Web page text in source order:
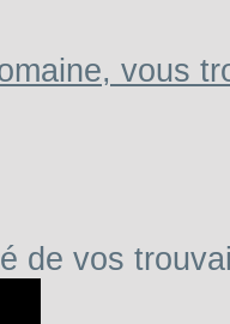
vous
de vos